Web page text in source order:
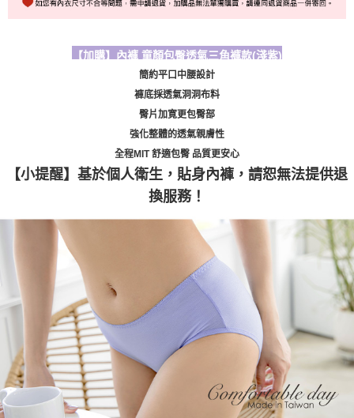
【加購】內褲 童顏包臀透氣三角褲款(淺紫)
簡約平口中腰設計
褲底採透氣洞洞布料
臀片加寛更包臀部
強化整體的透氣親膚性
全程MIT 舒適包臀 品質更安心
【小提醒】基於個人衛生，貼身內褲，請恕無法提供退
換服務！